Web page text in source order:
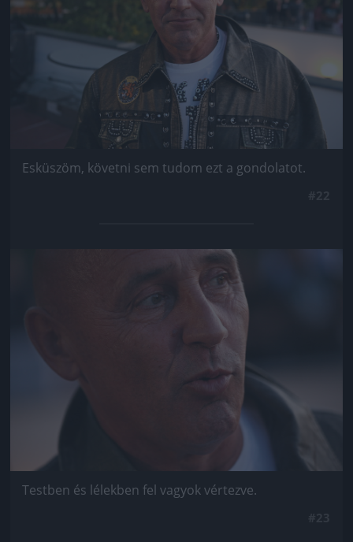
Esküszöm, követni sem tudom ezt a gondolatot.
Jön még kép!
Testben és lélekben fel vagyok vértezve.